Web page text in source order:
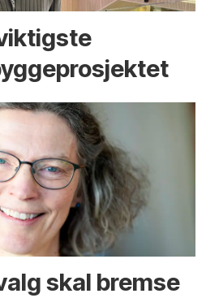
skal bremse